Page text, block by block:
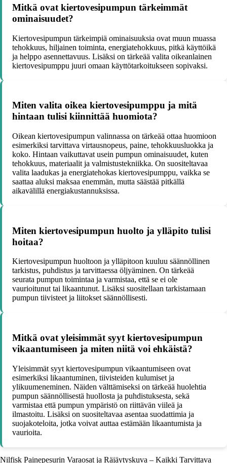
Mitkä ovat kiertovesipumpun tärkeimmät
ominaisuudet?
Kiertovesipumpun tärkeimpiä ominaisuuksia ovat muun muassa
tehokkuus, hiljainen toiminta, energiatehokkuus, pitkä käyttöikä
ja helppo asennettavuus. Lisäksi on tärkeää valita oikeanlainen
kiertovesipumppu juuri omaan käyttötarkoitukseen sopivaksi.
Miten valita oikea kiertovesipumppu ja mitä
hintaan tulisi kiinnittää huomiota?
Oikean kiertovesipumpun valinnassa on tärkeää ottaa huomioon
esimerkiksi tarvittava virtausnopeus, paine, tehokkuusluokka ja
koko. Hintaan vaikuttavat usein pumpun ominaisuudet, kuten
tehokkuus, materiaalit ja valmistustekniikka. On suositeltavaa
valita laadukas ja energiatehokas kiertovesipumppu, vaikka se
saattaa aluksi maksaa enemmän, mutta säästää pitkällä
aikavälillä energiakustannuksissa.
Miten kiertovesipumpun huolto ja ylläpito tulisi
hoitaa?
Kiertovesipumpun huoltoon ja ylläpitoon kuuluu säännöllinen
tarkistus, puhdistus ja tarvittaessa öljyäminen. On tärkeää
seurata pumpun toimintaa ja varmistaa, että se ei ole
vaurioitunut tai likaantunut. Lisäksi suositellaan tarkistamaan
pumpun tiivisteet ja liitokset säännöllisesti.
Mitkä ovat yleisimmät syyt kiertovesipumpun
vikaantumiseen ja miten niitä voi ehkäistä?
Yleisimmät syyt kiertovesipumpun vikaantumiseen ovat
esimerkiksi likaantuminen, tiivisteiden kulumiset ja
ylikuumeneminen. Näiden välttämiseksi on tärkeää huolehtia
pumpun säännöllisestä huollosta ja puhdistuksesta, sekä
varmistaa että pumpun ympäristö on riittävän viileä ja
ilmastoitu. Lisäksi on suositeltavaa asentaa suodattimia ja
suojakoteloita, jotka voivat auttaa estämään likaantumista ja
vaurioita.
Nilfisk Painepesurin Varaosat ja Räjäytyskuva – Kaikki Tarvittava